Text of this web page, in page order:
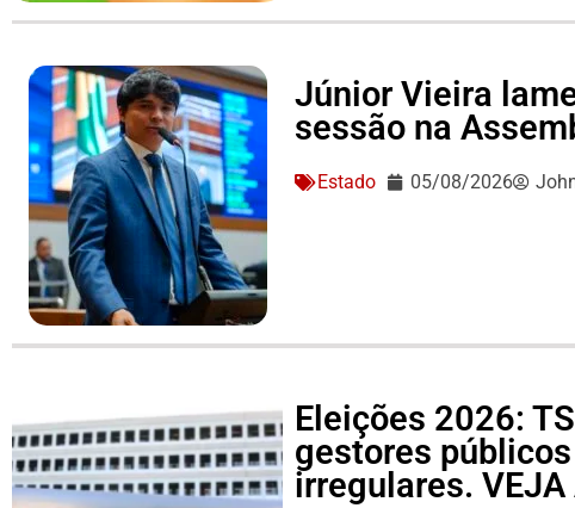
Júnior Vieira
sessão na
Estado 05/08/2026
Eleições 2026:
gestores
irregulares. VEJA